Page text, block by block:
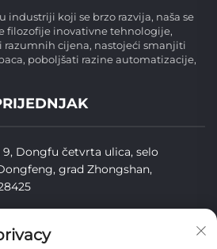
industriji koji se brzo razvija, naša se
filozofije inovativne tehnologije,
razumnih cijena, nastojeći smanjiti
poboljšati razine automatizacije,
9, Dongfu četvrta ulica, selo
grad Zhongshan,